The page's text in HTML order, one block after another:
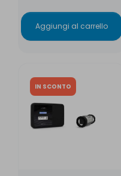
Aggiungi al carrello
IN SCONTO